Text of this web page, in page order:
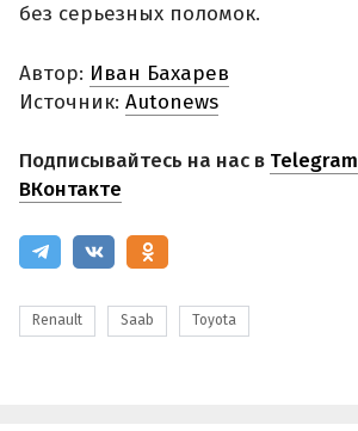
без серьезных поломок.
Автор: Иван Бахарев
Источник: Autonews
Подписывайтесь на нас в Telegram
ВКонтакте
Renault Saab Toyota